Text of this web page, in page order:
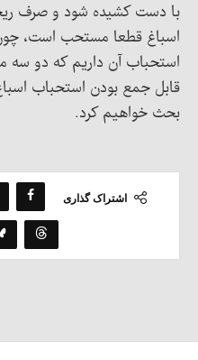
با دست کشیده شود و صرف
اسباغ قطعا مستحب است،
استحباب آن داریم که دو سه
قابل جمع بودن استحباب
بحث خواهیم کرد.
اشتراک گذاری